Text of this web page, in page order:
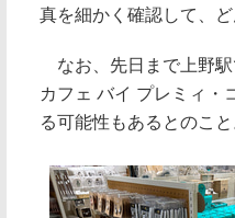
真を細かく確認して、
なお、先日まで上野駅
カフェ バイ プレミィ・
る可能性もあるとのこと